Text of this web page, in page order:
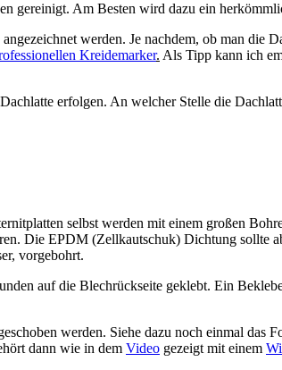
gereinigt. Am Besten wird dazu ein
werden. Je nachdem, ob man
Kreidemarker. Als Tipp kann ich
erfolgen. An welcher Stelle die
selbst werden mit einem großen
Die EPDM (Zellkautschuk) Dichtung
vorgebohrt.
auf die Blechrückseite geklebt. Ein
werden. Siehe dazu noch einmal
dann wie in dem Video gezeigt mit einem